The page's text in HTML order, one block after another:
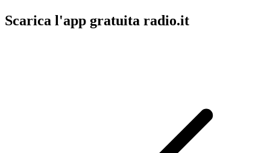
Scarica l'app gratuita radio.it